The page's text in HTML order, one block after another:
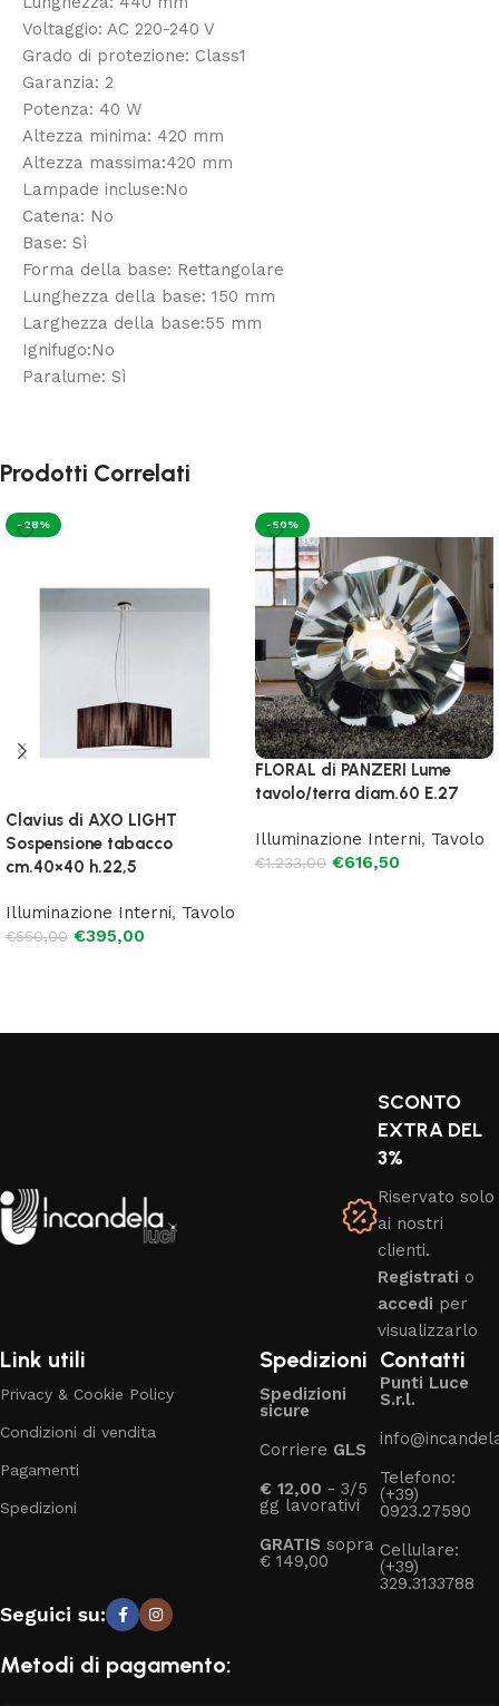
Voltaggio: AC 220-240 V
Grado di protezione: Class1
Garanzia: 2
Potenza: 40 W
Altezza minima: 420 mm
Altezza massima:420 mm
Lampade incluse:No
Catena: No
Base: Sì
Forma della base: Rettangolare
Lunghezza della base: 150 mm
Larghezza della base:55 mm
Ignifugo:No
Paralume: Sì
Prodotti Correlati
-28%
Clavius di AXO LIGHT
Sospensione tabacco
cm.40×40 h.22,5
Illuminazione Interni, Tavolo
€550,00 €395,00
-50%
FLORAL di PANZERI Lume
tavolo/terra diam.60 E.27
Illuminazione Interni, Tavolo
€1.233,00 €616,50
SCONTO
EXTRA DEL
3%
Riservato solo
ai nostri
clienti.
Registrati o
accedi per
visualizzarlo
Link utili
Privacy & Cookie Policy
Condizioni di vendita
Pagamenti
Spedizioni
Spedizioni
Spedizioni
sicure
Corriere GLS
€ 12,00 - 3/5
gg lavorativi
GRATIS sopra
€ 149,00
Contatti
Punti Luce
S.r.l.
Telefono:
(+39)
0923.27590
Cellulare:
(+39)
329.3133788
Seguici su:
Metodi di pagamento: